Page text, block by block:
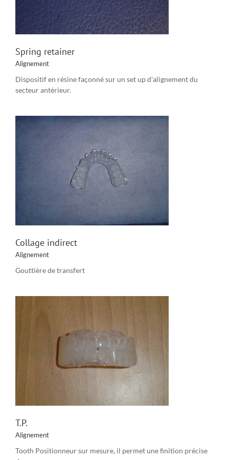
Spring retainer
Alignement
Dispositif en résine façonné sur un set up d'alignement du
secteur antérieur.
Collage indirect
Alignement
Gouttière de transfert
T.P.
Alignement
Tooth Positionneur sur mesure, il permet une finition précise